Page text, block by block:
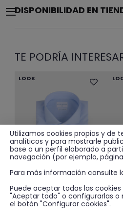
DISPONIBILIDAD EN
TE PODRÍA
LOOK
29.95€
Utilizamos cookies propias y de
analíticos y para mostrarle
base a un perfil elaborado a
navegación (por ejemplo,
Para más información consulte
Puede aceptar todas las
"Aceptar todo" o configurarlas o
el botón "Configurar cookies".